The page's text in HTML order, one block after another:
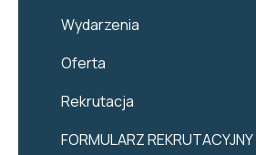
Wydarzenia
Oferta
Rekrutacja
FORMULARZ REKRUTACYJNY